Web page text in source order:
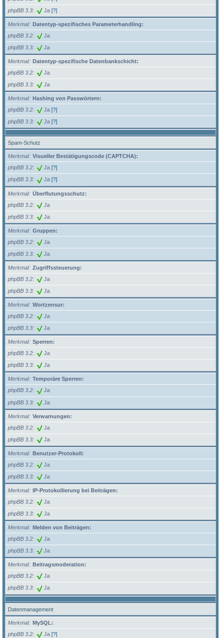
phpBB 3.3 Ja [?]
Merkmal
Datentyp-spezifisches Parameterhandling:
phpBB 3.2
Ja
phpBB 3.3 Ja
Merkmal
Datentyp-spezifische Datenbankschicht:
phpBB 3.2
Ja
phpBB 3.3 Ja
Merkmal
Hashing von Passwörtern:
phpBB 3.2
Ja [?]
phpBB 3.3 Ja [?]
Spam-Schutz
Merkmal
Visueller Bestätigungscode (CAPTCHA):
phpBB 3.2
Ja [?]
phpBB 3.3 Ja [?]
Merkmal
Überflutungsschutz:
phpBB 3.2
Ja
phpBB 3.3 Ja
Merkmal
Gruppen:
phpBB 3.2
Ja
phpBB 3.3 Ja
Merkmal
Zugriffssteuerung:
phpBB 3.2
Ja
phpBB 3.3 Ja
Merkmal
Wortzensur:
phpBB 3.2
Ja
phpBB 3.3 Ja
Merkmal
Sperren:
phpBB 3.2
Ja
phpBB 3.3 Ja
Merkmal
Temporäre Sperren:
phpBB 3.2
Ja
phpBB 3.3 Ja
Merkmal
Verwarnungen:
phpBB 3.2
Ja
phpBB 3.3 Ja
Merkmal
Benutzer-Protokoll:
phpBB 3.2
Ja
phpBB 3.3 Ja
Merkmal
IP-Protokollierung bei Beiträgen:
phpBB 3.2
Ja
phpBB 3.3 Ja
Merkmal
Melden von Beiträgen:
phpBB 3.2
Ja
phpBB 3.3 Ja
Merkmal
Beitragsmoderation:
phpBB 3.2
Ja
phpBB 3.3 Ja
Datenmanagement
Merkmal
MySQL:
phpBB 3.2
Ja [?]